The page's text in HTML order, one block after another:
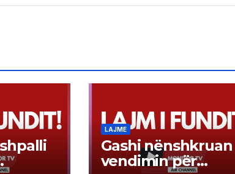
LAJME
Gashi nënshkruan
vendimin për